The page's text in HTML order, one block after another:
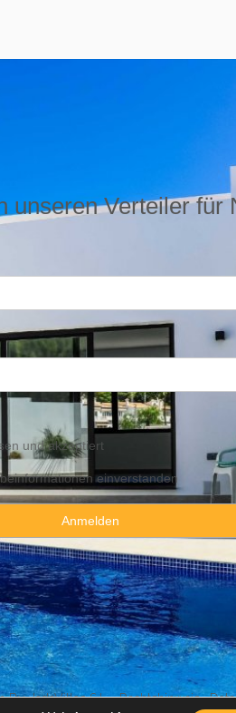
unseren Verteiler für
und akzeptiert
einverstanden
By JadeVillas S.L. ·Rechtshinweis·